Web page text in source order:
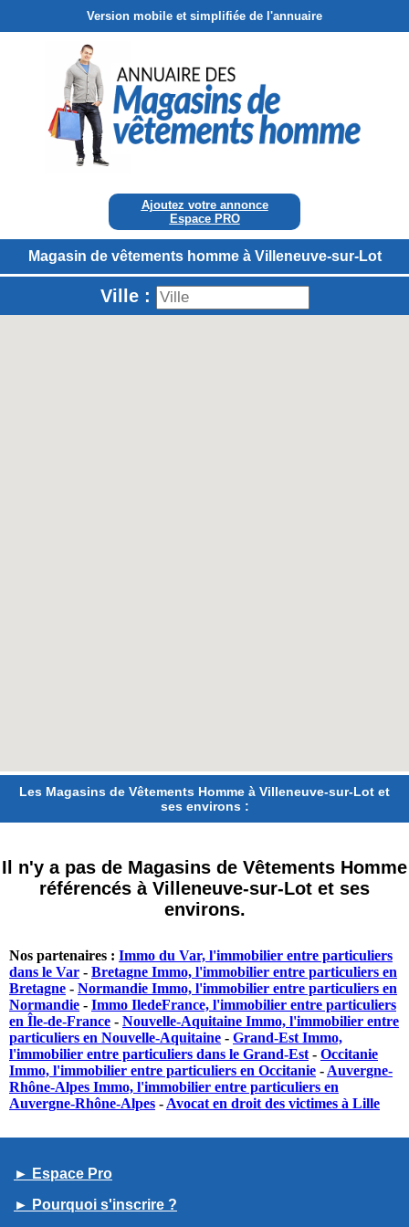
Version mobile et simplifiée de l'annuaire
Ajoutez votre annonce
Espace PRO
Magasin de vêtements homme à Villeneuve-sur-Lot
Ville :
Les Magasins de Vêtements Homme à Villeneuve-sur-Lot et
ses environs :
Il n'y a pas de Magasins de Vêtements Homme
référencés à Villeneuve-sur-Lot et ses
environs.
Nos partenaires : Immo du Var, l'immobilier entre particuliers
dans le Var - Bretagne Immo, l'immobilier entre particuliers en
Bretagne - Normandie Immo, l'immobilier entre particuliers en
Normandie - Immo IledeFrance, l'immobilier entre particuliers
en Île-de-France - Nouvelle-Aquitaine Immo, l'immobilier entre
particuliers en Nouvelle-Aquitaine - Grand-Est Immo,
l'immobilier entre particuliers dans le Grand-Est - Occitanie
Immo, l'immobilier entre particuliers en Occitanie - Auvergne-
Rhône-Alpes Immo, l'immobilier entre particuliers en
Auvergne-Rhône-Alpes - Avocat en droit des victimes à Lille
► Espace Pro
► Pourquoi s'inscrire ?